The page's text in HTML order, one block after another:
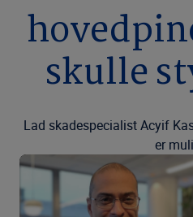
skulle
Lad skadespecialist Acyif
er